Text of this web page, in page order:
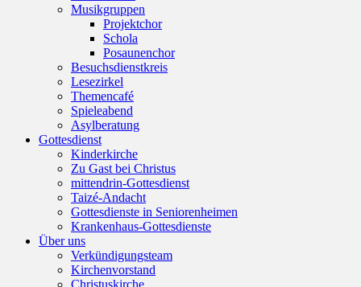
Musikgruppen
Projektchor
Schola
Posaunenchor
Besuchsdienstkreis
Lesezirkel
Themencafé
Spieleabend
Asylberatung
Gottesdienst
Kinderkirche
Zu Gast bei Christus
mittendrin-Gottesdienst
Taizé-Andacht
Gottesdienste in Seniorenheimen
Krankenhaus-Gottesdienste
Über uns
Verkündigungsteam
Kirchenvorstand
Christuskirche